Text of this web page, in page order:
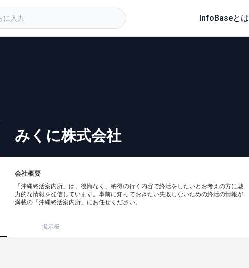
InfoBaseとは
みくに株式会社
会社概要
「沖縄終活案内所」は、後悔なく、納得の行く内容で終活をしたいとお考えの方に魅
力的な情報を発信しています。事前に知っておきたい失敗しないための終活の情報が
満載の「沖縄終活案内所」にお任せください。
掲示板